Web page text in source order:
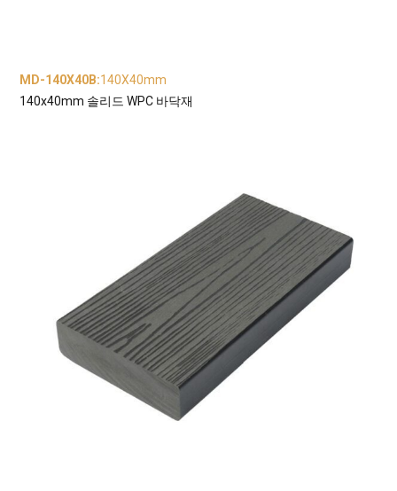
MD-140X40B:140X40mm
140x40mm 솔리드 WPC 바닥재